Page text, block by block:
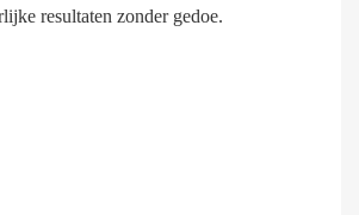
resultaten zonder gedoe.